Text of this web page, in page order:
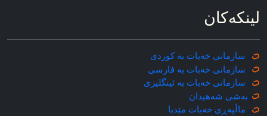
لینکه‌کان
سازمانی خه‌بات به کوردی
سازمانی خه‌بات به فارسی
سازمانی خه‌بات به ئینگلیزی
به‌شی شه‌هیدان
ماڵپه‌ڕی خه‌بات مێدیا